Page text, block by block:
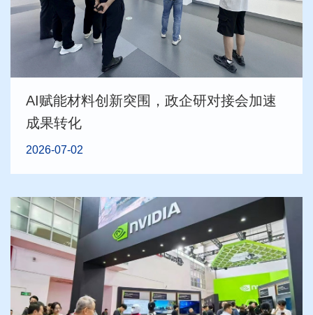
AI赋能材料创新突围，政企研对接会加速
成果转化
2026-07-02